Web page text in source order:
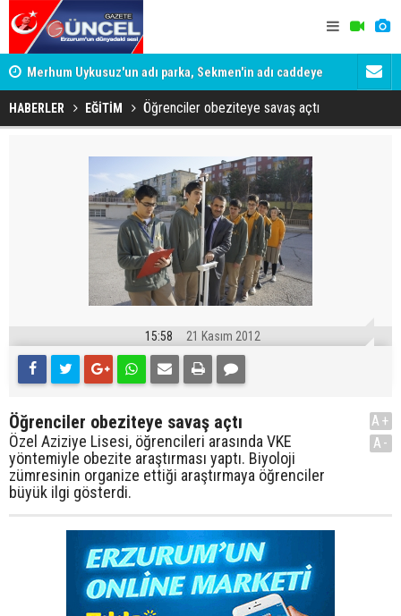
Merhum Uykusuz'un adı parka, Sekmen'in adı caddeye
verildi
HABERLER EĞİTİM Öğrenciler obeziteye savaş açtı
15:58 21 Kasım 2012
Öğrenciler obeziteye savaş açtı
Özel Aziziye Lisesi, öğrencileri arasında VKE
yöntemiyle obezite araştırması yaptı. Biyoloji
zümresinin organize ettiği araştırmaya öğrenciler
büyük ilgi gösterdi.
A+
A-